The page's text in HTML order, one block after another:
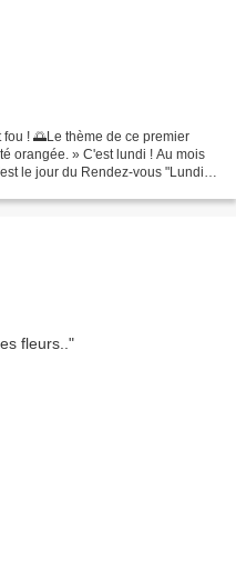
! 🌅Le thème de ce premier
orangée. » C'est lundi ! Au mois
le jour du Rendez-vous "Lundi